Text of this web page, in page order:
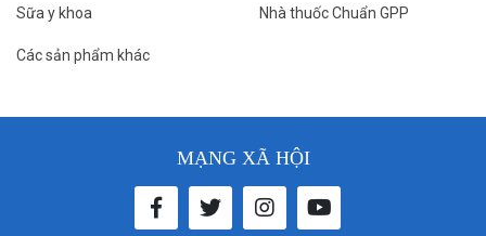
Sữa y khoa
Các sản phẩm khác
Nhà thuốc Chuẩn GPP
MẠNG XÃ HỘI